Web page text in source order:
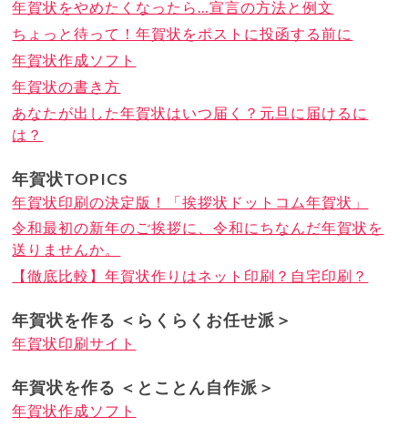
年賀状をやめたくなったら…宣言の方法と例文
ちょっと待って！年賀状をポストに投函する前に
年賀状作成ソフト
年賀状の書き方
あなたが出した年賀状はいつ届く？元旦に届けるに
は？
年賀状TOPICS
年賀状印刷の決定版！「挨拶状ドットコム年賀状」
令和最初の新年のご挨拶に、令和にちなんだ年賀状を
送りませんか。
【徹底比較】年賀状作りはネット印刷？自宅印刷？
年賀状を作る ＜らくらくお任せ派＞
年賀状印刷サイト
年賀状を作る ＜とことん自作派＞
年賀状作成ソフト